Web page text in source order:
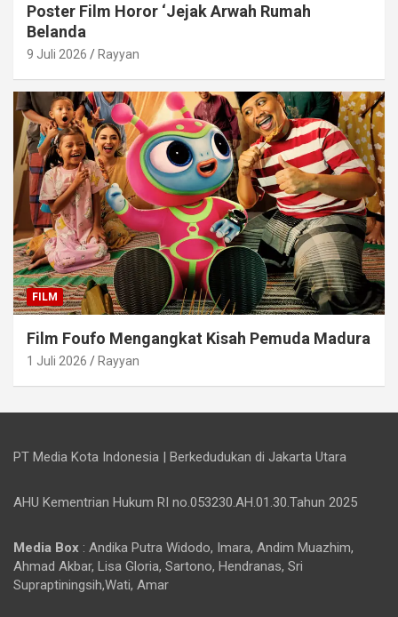
Poster Film Horor ‘Jejak Arwah Rumah
Belanda
9 Juli 2026 Rayyan
FILM
Film Foufo Mengangkat Kisah Pemuda Madura
1 Juli 2026 Rayyan
PT Media Kota Indonesia | Berkedudukan di Jakarta Utara
AHU Kementrian Hukum RI no.053230.AH.01.30.Tahun 2025
Media Box : Andika Putra Widodo, Imara, Andim Muazhim,
Ahmad Akbar, Lisa Gloria, Sartono, Hendranas, Sri
Supraptiningsih,Wati, Amar